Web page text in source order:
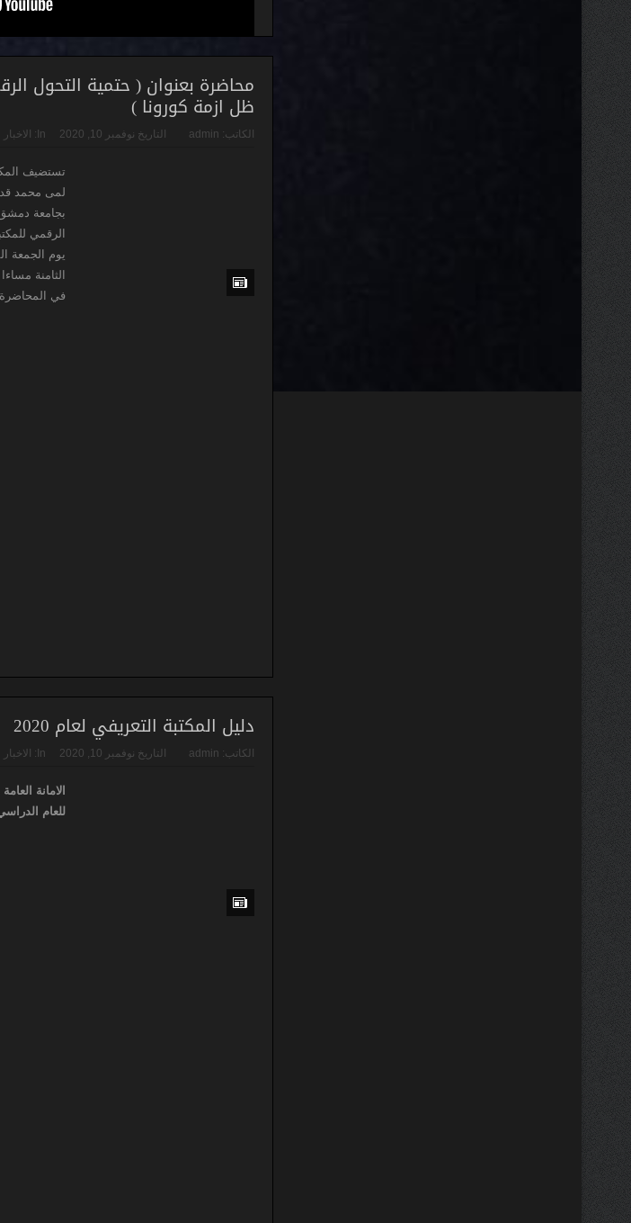
محاضرة بعنوان ( حتمية التحول
ظل ازمة كورونا )
الكاتب: admin التاريخ نوفمبر 10, 2020 In: الاخبار
تستضيف
لمى محمد
بجامعة دمشق
الرقمي
الثامنة
في المحاضرة
دليل المكتبة التعريفي لعام 2020
الكاتب: admin التاريخ نوفمبر 10, 2020 In: الاخبار
الامانة
للعام الدراسي 2020/